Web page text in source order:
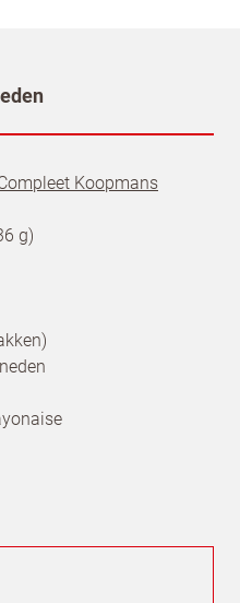
Koopmans
g)